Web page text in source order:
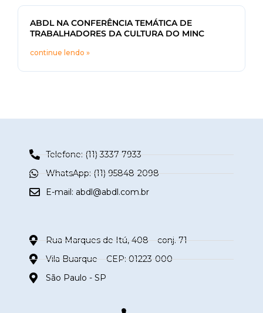
ABDL NA CONFERÊNCIA TEMÁTICA DE
TRABALHADORES DA CULTURA DO MINC
continue lendo »
Telefone: (11) 3337-7933
WhatsApp: (11) 95848-2098
E-mail: abdl@abdl.com.br
Rua Marques de Itú, 408 – conj. 71
Vila Buarque – CEP: 01223-000
São Paulo - SP